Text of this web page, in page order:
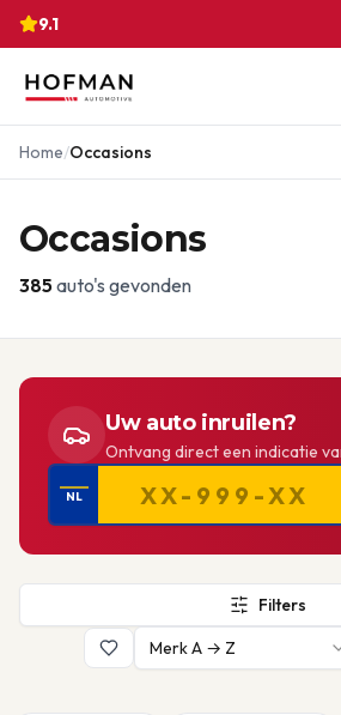
9.1
Home/Occasions
Occasions
385 auto's gevonden
Uw auto inruilen?
Ontvang direct een indicatie
NL
Filters
Merk A → Z